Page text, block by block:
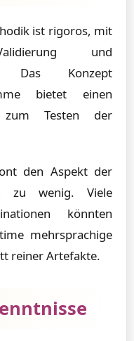
ist rigoros, mit
und
Das Konzept
bietet einen
zum Testen der
den Aspekt der
zu wenig. Viele
könnten
mehrsprachige
reiner Artefakte.